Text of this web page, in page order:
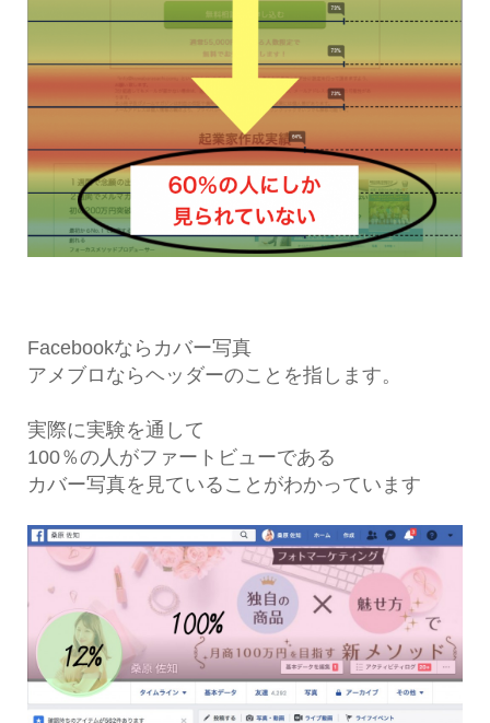
Facebookならカバー写真
アメブロならヘッダーのことを指します。
実際に実験を通して
100％の人がファートビューである
カバー写真を見ていることがわかっています